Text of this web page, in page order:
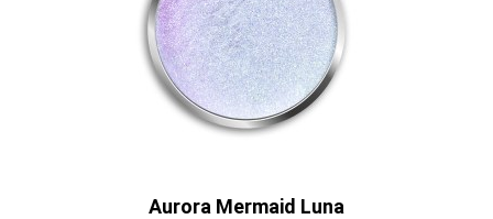
Aurora Mermaid Luna